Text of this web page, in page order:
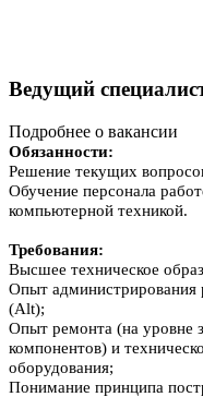
Ведущий
Подробнее о вакансии
Обязанности:
Решение текущих
Обучение персонала
компьютерной техникой.
Требования:
Высшее техническое
Опыт
(Alt);
Опыт ремонта (на уровне
компонентов) и
оборудования;
Понимание принципа